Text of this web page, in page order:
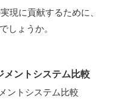
現に貢献するために、
しょうか。
メントシステム比較